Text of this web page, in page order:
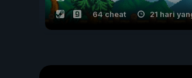
64 cheat 21 hari